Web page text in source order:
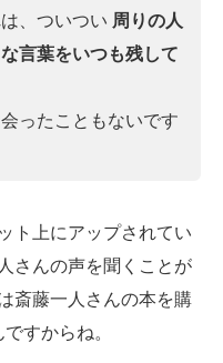
、ついつい 周りの人
言葉をいつも残して
ったこともないです
ト上にアップされてい
さんの声を聞くことが
斎藤一人さんの本を購
すからね。